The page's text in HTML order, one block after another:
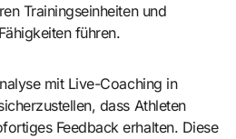
Trainingseinheiten und
führen.
mit Live-Coaching in
dass Athleten
Feedback erhalten. Diese